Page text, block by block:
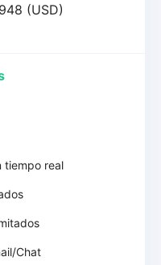
(USD)
tiempo real
Chat